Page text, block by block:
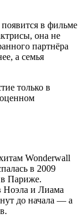
появится в фильме
она не
партнёра
а семья
только в
Wonderwall
в 2009
Париже.
Ноэла и Лиама
до начала — а